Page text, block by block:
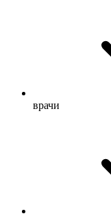
врачи